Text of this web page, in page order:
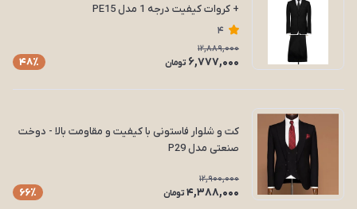
+ کروات کیفیت درجه 1 مدل PE15
4
12,889,000
6,777,000 تومان 48٪
کت و شلوار فاستونی با کیفیت و مقاومت بالا - دوخت
صنعتی مدل P29
12,900,000
4,388,000 تومان 66٪